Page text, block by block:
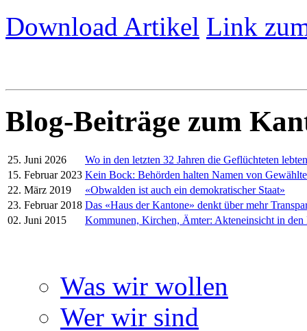
Download Artikel Link
Blog-Beiträge zum
25. Juni 2026
Wo in den letzten 32 Jahren die Geflüchteten lebten
15. Februar 2023 Kein Bock: Behörden halten Namen von
22. März 2019
«Obwalden ist auch ein demokratischer Staat»
23. Februar 2018 Das «Haus der Kantone» denkt über mehr
02. Juni 2015
Kommunen, Kirchen, Ämter: Akteneinsicht in den
Was wir wollen
Wer wir sind